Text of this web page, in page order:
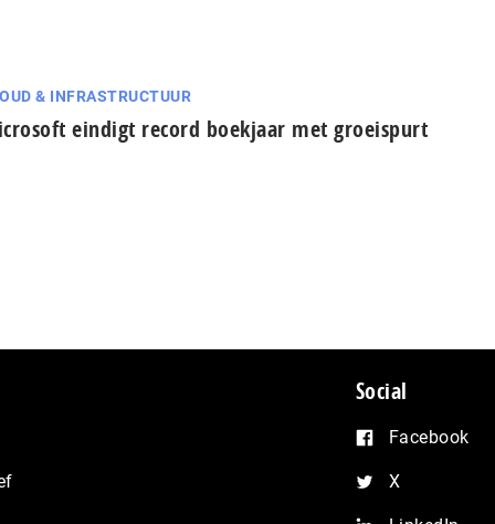
& INFRASTRUCTUUR
eindigt record boekjaar met groeispurt
Social
Facebook
X